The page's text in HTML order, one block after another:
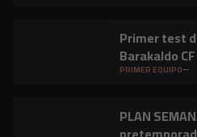
Primer test
Barakaldo CF
PRIMER EQUIPO
PLAN